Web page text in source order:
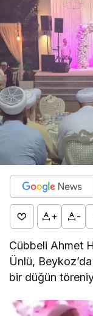
+ -
Cübbeli Ahmet
Ünlü,
bir düğün